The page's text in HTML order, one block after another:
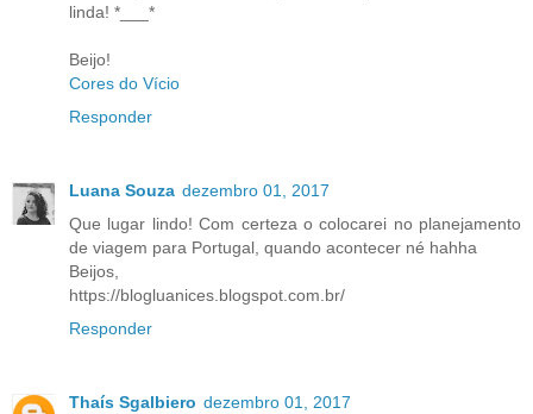
linda! *___*
Beijo!
Cores do Vício
Responder
Luana Souza dezembro 01, 2017
Que lugar lindo! Com certeza o colocarei no planejamento
de viagem para Portugal, quando acontecer né hahha
Beijos,
https://blogluanices.blogspot.com.br/
Responder
Thaís Sgalbiero dezembro 01, 2017